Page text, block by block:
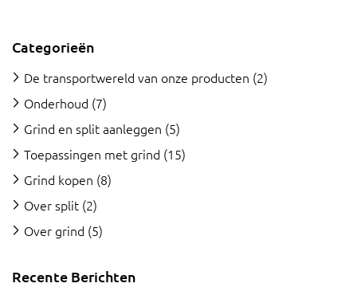
Categorieën
De transportwereld van onze producten (2)
Onderhoud (7)
Grind en split aanleggen (5)
Toepassingen met grind (15)
Grind kopen (8)
Over split (2)
Over grind (5)
Recente Berichten